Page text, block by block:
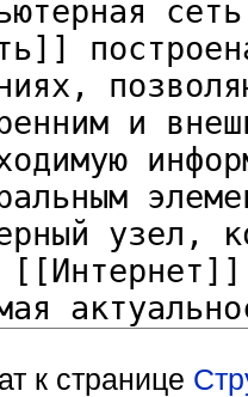
к странице